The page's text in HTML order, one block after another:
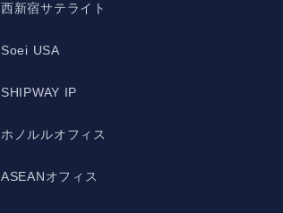
西新宿サテライト
Soei USA
SHIPWAY IP
ホノルルオフィス
ASEANオフィス